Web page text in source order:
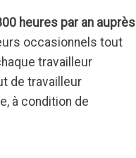
heures par an auprès
occasionnels tout
travailleur
de travailleur
à condition de